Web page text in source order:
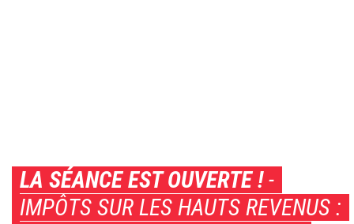
LA SÉANCE EST OUVERTE !-
IMPÔTS SUR LES HAUTS REVENUS :